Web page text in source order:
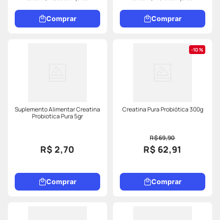
Probiótica Creatina
Com uma formulação monoidratada e pura, cada porção
experimente os benefícios desse produto, desenvolvido
para impulsionar seu rendimento físico.
Comprar Comprar
Suplemento Alimentar Creatina
Probiotica Pura 5gr
R$ 2,70
Comprar
10%
Creatina Pura Probiótica 300g
R$ 69,90
R$ 62,91
Comprar